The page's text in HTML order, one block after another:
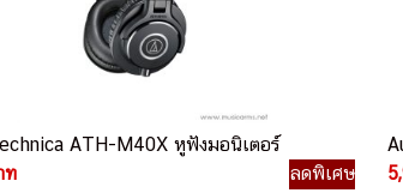
ATH-M40X หูฟังมอนิเตอร์
ท
ลดพิเศษ